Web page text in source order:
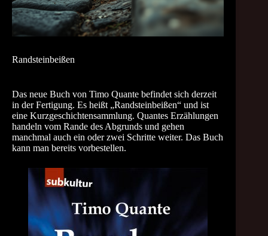
Randsteinbeißen
Das neue Buch von Timo Quante befindet sich derzeit
in der Fertigung. Es heißt „Randsteinbeißen“ und ist
eine Kurzgeschichtensammlung. Quantes Erzählungen
handeln vom Rande des Abgrunds und gehen
manchmal auch ein oder zwei Schritte weiter. Das Buch
kann man bereits vorbestellen.